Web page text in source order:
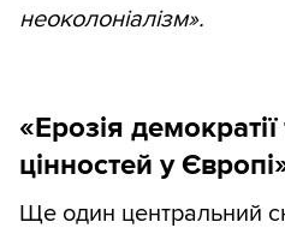
неоколоніалізм».
«Ерозія
цінностей у
Ще один центральний